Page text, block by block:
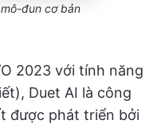
đun cơ bản
2023 với tính năng
Duet AI là công
được phát triển bởi